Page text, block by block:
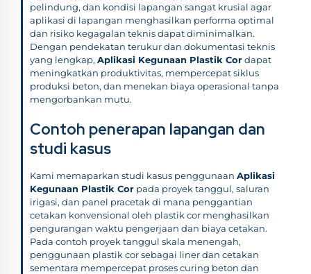
pelindung, dan kondisi lapangan sangat krusial agar
aplikasi di lapangan menghasilkan performa optimal
dan risiko kegagalan teknis dapat diminimalkan.
Dengan pendekatan terukur dan dokumentasi teknis
yang lengkap, Aplikasi Kegunaan Plastik Cordapat
meningkatkan produktivitas, mempercepat siklus
produksi beton, dan menekan biaya operasional tanpa
mengorbankan mutu.
Contoh penerapan lapangan dan
studi kasus
Kami memaparkan studi kasus penggunaan Aplikasi
Kegunaan Plastik Cor pada proyek tanggul, saluran
irigasi, dan panel pracetak di mana penggantian
cetakan konvensional oleh plastik cor menghasilkan
pengurangan waktu pengerjaan dan biaya cetakan.
Pada contoh proyek tanggul skala menengah,
penggunaan plastik cor sebagai liner dan cetakan
sementara mempercepat proses curing beton dan